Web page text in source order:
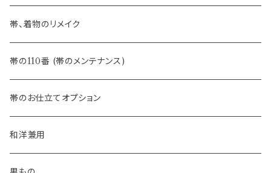
- 夏帯
- 半幅帯
- 大人兵児帯
- おびやオリジナル・別注
-おびやオリジナル
-フィカレ
帯、着物のリメイク
帯の110番 (帯のメンテナンス)
帯のお仕立てオプション
和洋兼用